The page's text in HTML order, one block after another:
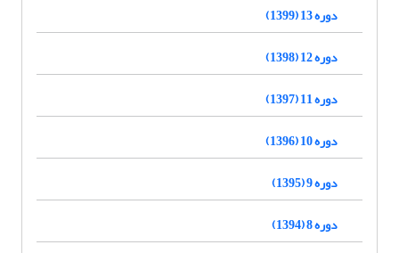
دوره 13 (1399)
دوره 12 (1398)
دوره 11 (1397)
دوره 10 (1396)
دوره 9 (1395)
دوره 8 (1394)